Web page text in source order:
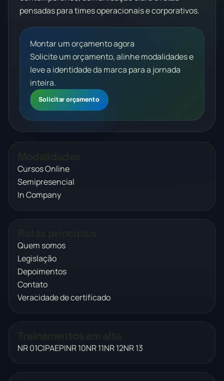
pensadas para times operacionais e corporativos.
Montar um orçamento agora
Solicite um orçamento, alinhe modalidades e
leve a identidade da marca para a jornada
inteira.
Solicitar orçamento
Cursos Online
Semipresencial
In Company
Quem somos
Legislação
Depoimentos
Contato
Veracidade de certificado
NR 01CIPAEPINR 10NR 11NR 12NR 13